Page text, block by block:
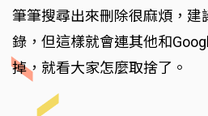
筆筆搜尋出來刪除很麻煩，建
錄，但這樣就會連其他和
掉，就看大家怎麼取捨了。